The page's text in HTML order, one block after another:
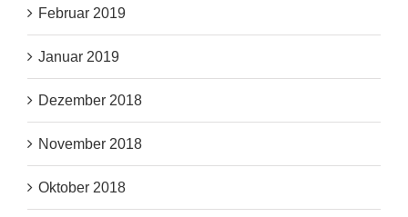
Februar 2019
Januar 2019
Dezember 2018
November 2018
Oktober 2018